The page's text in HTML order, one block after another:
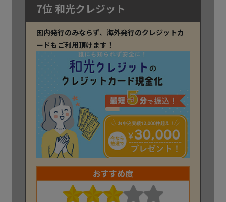
7位 和光クレジット
国内発行のみならず、海外発行のクレジットカ
ードもご利用頂けます！
おすすめ度